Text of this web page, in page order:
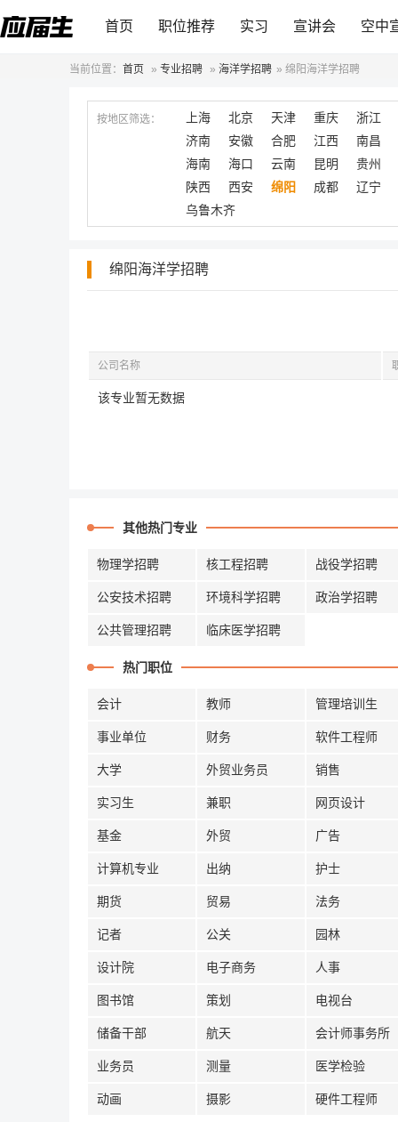
首页 职位推荐 实习 宣讲会 空中
当前位置： 首页 » 专业招聘 » 海洋学招聘 » 绵阳海洋学招聘
按地区筛选： 上海 北京 天津 重庆
浙江
济南
安徽 合肥 江西
南昌
海南
海口 云南 昆明
贵州
陕西
西安 绵阳 成都
辽宁
乌鲁木齐
绵阳海洋学招聘
公司名称
该专业暂无数据
其他热门专业
物理学招聘 核工程招聘 战役学招聘
公安技术招聘 环境科学招聘 政治学招聘
公共管理招聘 临床医学招聘
热门职位
会计 教师 管理培训生
事业单位 财务 软件工程师
大学 外贸业务员 销售
实习生 兼职 网页设计
基金 外贸 广告
计算机专业 出纳 护士
期货 贸易 法务
记者 公关 园林
设计院 电子商务 人事
图书馆 策划 电视台
储备干部 航天 会计师事务所
业务员 测量 医学检验
动画 摄影 硬件工程师